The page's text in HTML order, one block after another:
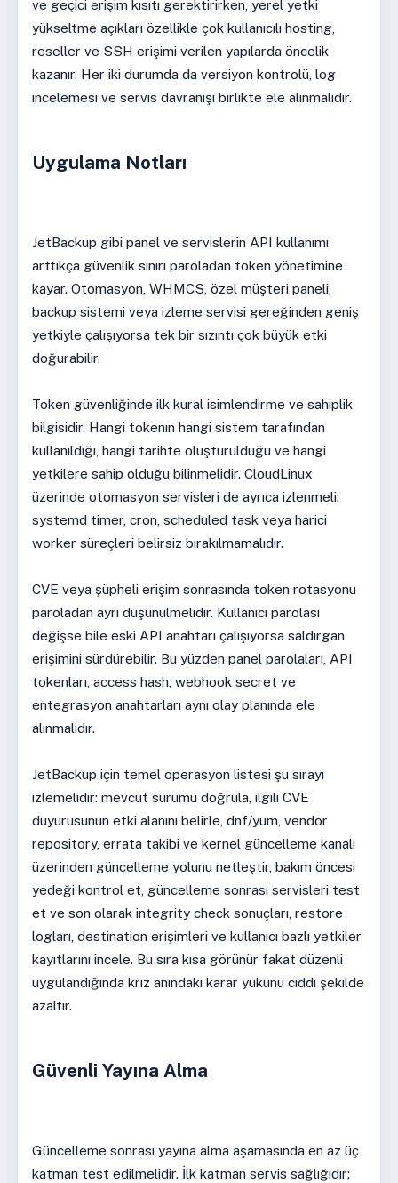
ve geçici erişim kısıtı gerektirirken, yerel yetki
yükseltme açıkları özellikle çok kullanıcılı hosting,
reseller ve SSH erişimi verilen yapılarda öncelik
kazanır. Her iki durumda da versiyon kontrolü, log
incelemesi ve servis davranışı birlikte ele alınmalıdır.
Uygulama Notları
JetBackup gibi panel ve servislerin API kullanımı
arttıkça güvenlik sınırı paroladan token yönetimine
kayar. Otomasyon, WHMCS, özel müşteri paneli,
backup sistemi veya izleme servisi gereğinden geniş
yetkiyle çalışıyorsa tek bir sızıntı çok büyük etki
doğurabilir.
Token güvenliğinde ilk kural isimlendirme ve sahiplik
bilgisidir. Hangi tokenın hangi sistem tarafından
kullanıldığı, hangi tarihte oluşturulduğu ve hangi
yetkilere sahip olduğu bilinmelidir. CloudLinux
üzerinde otomasyon servisleri de ayrıca izlenmeli;
systemd timer, cron, scheduled task veya harici
worker süreçleri belirsiz bırakılmamalıdır.
CVE veya şüpheli erişim sonrasında token rotasyonu
paroladan ayrı düşünülmelidir. Kullanıcı parolası
değişse bile eski API anahtarı çalışıyorsa saldırgan
erişimini sürdürebilir. Bu yüzden panel parolaları, API
tokenları, access hash, webhook secret ve
entegrasyon anahtarları aynı olay planında ele
alınmalıdır.
JetBackup için temel operasyon listesi şu sırayı
izlemelidir: mevcut sürümü doğrula, ilgili CVE
duyurusunun etki alanını belirle, dnf/yum, vendor
repository, errata takibi ve kernel güncelleme kanalı
üzerinden güncelleme yolunu netleştir, bakım öncesi
yedeği kontrol et, güncelleme sonrası servisleri test
et ve son olarak integrity check sonuçları, restore
logları, destination erişimleri ve kullanıcı bazlı yetkiler
kayıtlarını incele. Bu sıra kısa görünür fakat düzenli
uygulandığında kriz anındaki karar yükünü ciddi şekilde
azaltır.
Güvenli Yayına Alma
Güncelleme sonrası yayına alma aşamasında en az üç
katman test edilmelidir. İlk katman servis sağlığıdır;